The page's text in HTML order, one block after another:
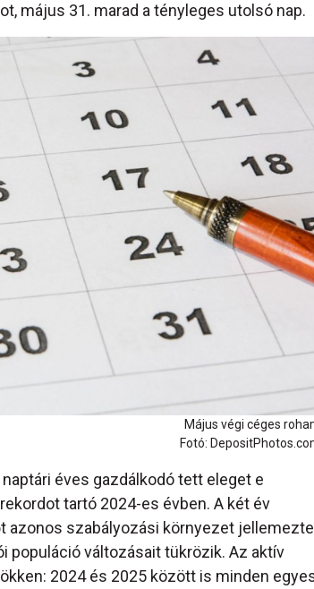
május 31. marad a tényleges utolsó nap.
Május végi céges
Fotó:
éves gazdálkodó tett eleget e
tartó 2024-es évben. A két év
szabályozási környezet
populáció változásait tükrözik. Az aktív
2024 és 2025 között is minden